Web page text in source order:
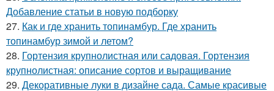
Добавление статьи в новую подборку
27. Как и где хранить топинамбур. Где хранить
топинамбур зимой и летом?
28. Гортензия крупнолистная или садовая. Гортензия
крупнолистная: описание сортов и выращивание
29. Декоративные луки в дизайне сада. Самые красивые